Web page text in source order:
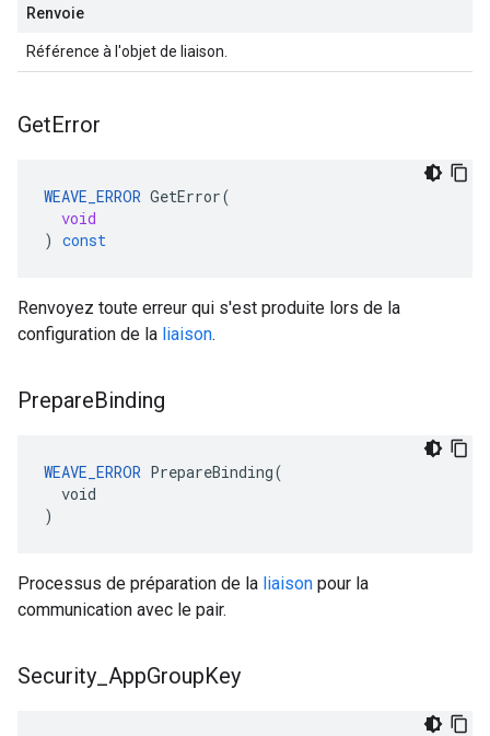
Renvoie
Référence à l'objet de liaison.
GetError
WEAVE_ERROR GetError(
void
) const
Renvoyez toute erreur qui s'est produite lors de la
configuration de la liaison.
PrepareBinding
WEAVE_ERROR PrepareBinding(
  void
)
Processus de préparation de la liaison pour la
communication avec le pair.
Security AppGroupKey